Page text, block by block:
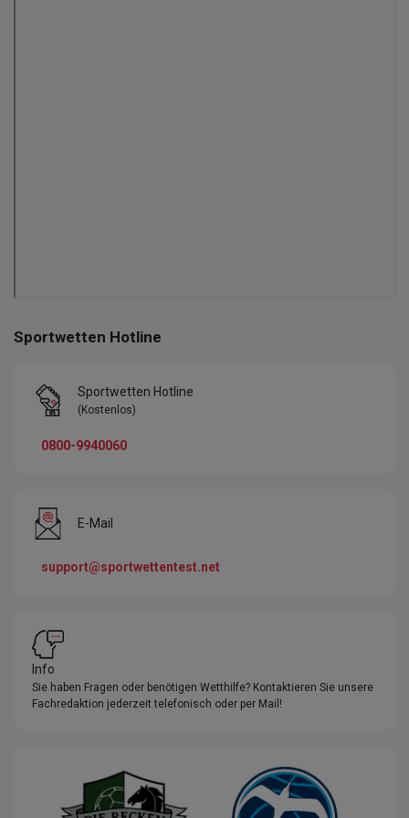
Sportwetten Hotline
Sportwetten Hotline
(Kostenlos)
0800-9940060
E-Mail
support@sportwettentest.net
Info
Sie haben Fragen oder benötigen Wetthilfe? Kontaktieren Sie unsere
Fachredaktion jederzeit telefonisch oder per Mail!